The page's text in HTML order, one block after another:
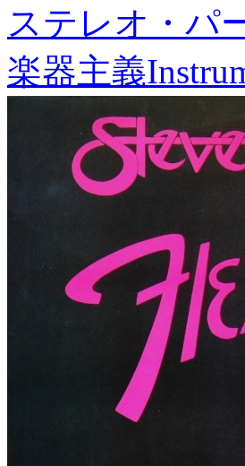
ステレオ・パ
楽器主義